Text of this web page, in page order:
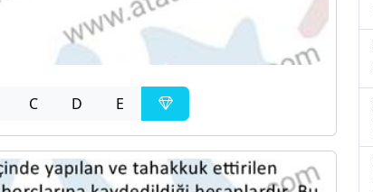
C D E